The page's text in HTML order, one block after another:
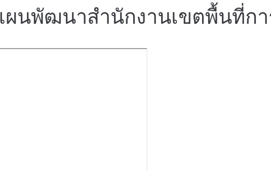
นพัฒนาสำนักงานเขตพื้นที่ก